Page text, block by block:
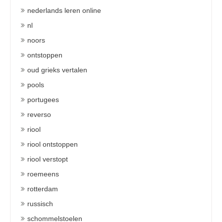
nederlands leren online
nl
noors
ontstoppen
oud grieks vertalen
pools
portugees
reverso
riool
riool ontstoppen
riool verstopt
roemeens
rotterdam
russisch
schommelstoelen